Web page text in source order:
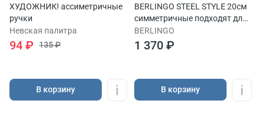
ХУДОЖНИК! ассиметричные
ручки
Невская палитра
94 ₽ 135 ₽
В корзину
BERLINGO STEEL STYLE 20см
симметричные подходят для
левшей
BERLINGO
1 370 ₽
В корзину